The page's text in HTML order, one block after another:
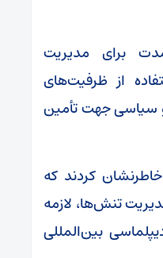
برای مدیریت
از ظرفیت‌های
سیاسی جهت تأمین
کردند که
تنش‌ها، لازمه
بین‌المللی